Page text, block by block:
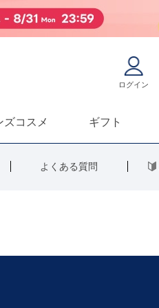
ログイン
ズコスメ ギフト
よくある質問